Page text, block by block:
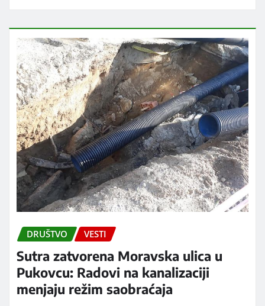
DRUŠTVO VESTI
Sutra zatvorena Moravska ulica u
Pukovcu: Radovi na kanalizaciji
menjaju režim saobraćaja